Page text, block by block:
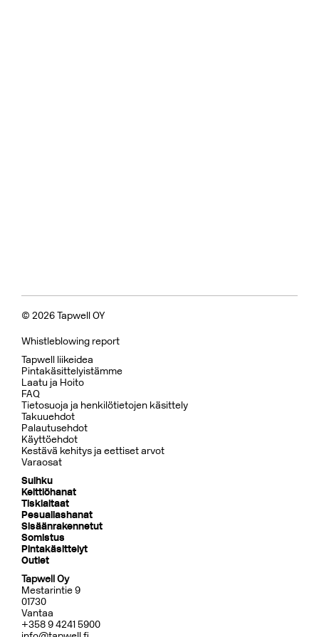
© 2026 Tapwell OY
Whistleblowing report
Tapwell liikeidea
Pintakäsittelyistämme
Laatu ja Hoito
FAQ
Tietosuoja ja henkilötietojen käsittely
Takuuehdot
Palautusehdot
Käyttöehdot
Kestävä kehitys ja eettiset arvot
Varaosat
Suihku
Keittiöhanat
Tiskialtaat
Pesuallashanat
Sisäänrakennetut
Somistus
Pintakäsittelyt
Outlet
Tapwell Oy
Mestarintie 9
01730
Vantaa
+358 9 4241 5900